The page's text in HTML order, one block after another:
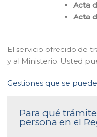
Acta
Acta
El servicio ofrecido de
y al Ministerio. Usted
Gestiones que se
Para qué
persona en el